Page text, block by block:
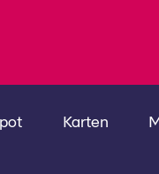
Karten